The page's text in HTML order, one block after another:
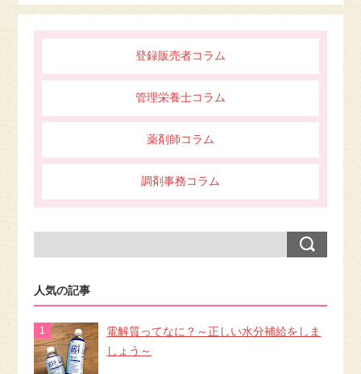
登録販売者コラム
管理栄養士コラム
薬剤師コラム
調剤事務コラム
人気の記事
電解質ってなに？～正しい水分補給をしま
しょう～